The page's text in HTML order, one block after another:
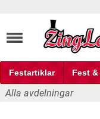
Festartiklar Fest
Fest och partyprylar
Alla avdelningar